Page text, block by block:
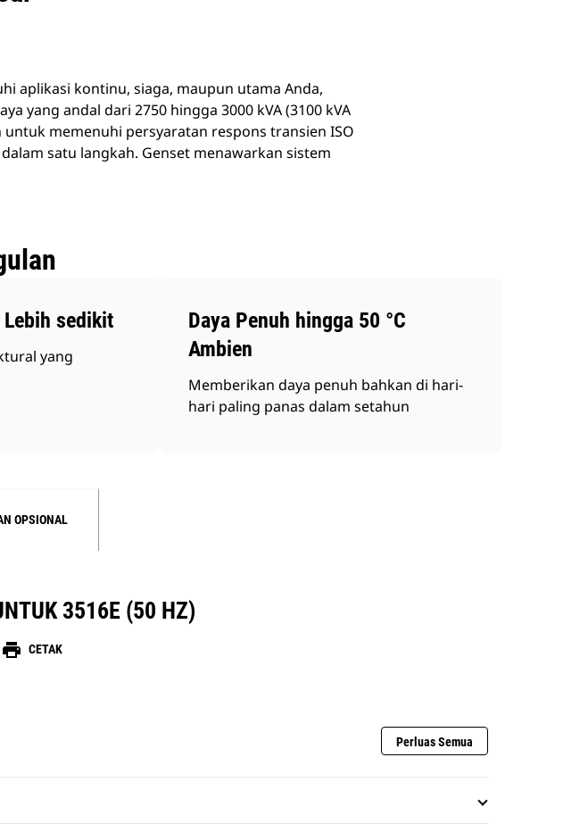
aplikasi kontinu, siaga, maupun utama Anda,
yang andal dari 2750 hingga 3000 kVA (3100 kVA
memenuhi persyaratan respons transien ISO
satu langkah. Genset menawarkan sistem
Lebih sedikit
yang
Daya Penuh hingga 50 °C
Ambien
Memberikan daya penuh bahkan di hari-
hari paling panas dalam setahun
OPSIONAL
3516E (50 HZ)
print CETAK
Perluas Semua